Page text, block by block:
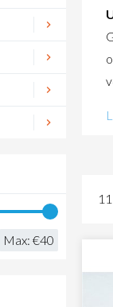
Max: €40